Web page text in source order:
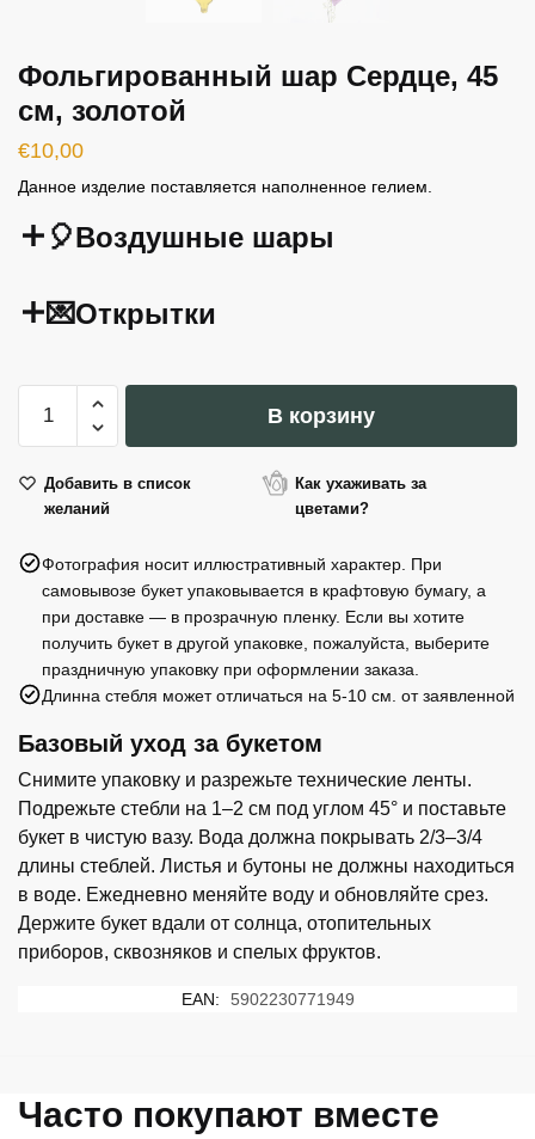
Фольгированный шар Сердце, 45
см, золотой
€10,00
Данное изделие поставляется наполненное гелием.
🎈Воздушные шары
💌Открытки
Количество
товара
шар
Сердце,
см,
золотой
В корзину
Добавить в список
желаний
Как ухаживать за
цветами?
Фотография носит иллюстративный характер. При
самовывозе букет упаковывается в крафтовую бумагу, а
при доставке — в прозрачную пленку. Если вы хотите
получить букет в другой упаковке, пожалуйста, выберите
праздничную упаковку при оформлении заказа.
Длинна стебля может отличаться на 5-10 см. от заявленной
Базовый уход за букетом
Снимите упаковку и разрежьте технические ленты.
Подрежьте стебли на 1–2 см под углом 45° и поставьте
букет в чистую вазу. Вода должна покрывать 2/3–3/4
длины стеблей. Листья и бутоны не должны находиться
в воде. Ежедневно меняйте воду и обновляйте срез.
Держите букет вдали от солнца, отопительных
приборов, сквозняков и спелых фруктов.
EAN: 5902230771949
Часто покупают вместе